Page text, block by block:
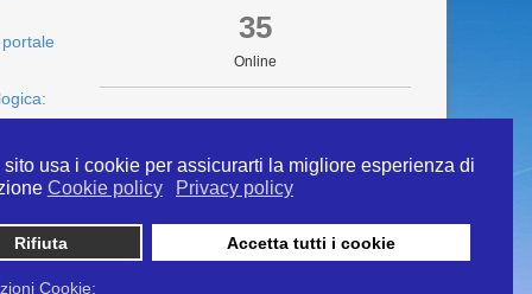
sito usa i cookie per assicurarti la migliore esperienza di
Cookie policy Privacy policy
Rifiuta Accetta tutti i cookie
Cookie:
35
Online
info@ipertermiaitalia.it tel. 331/9584817 . Il